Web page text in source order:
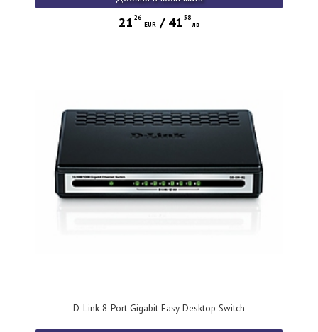
21 26
EUR / 41 58
лв
D-Link 8-Port Gigabit Easy Desktop Switch